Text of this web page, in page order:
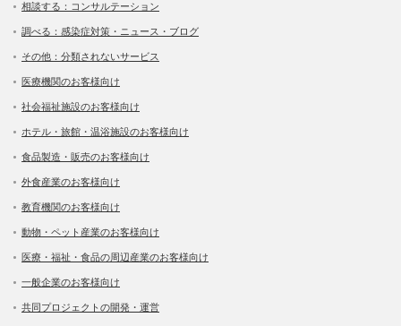
相談する：コンサルテーション
調べる：感染症対策・ニュース・ブログ
その他：分類されないサービス
医療機関のお客様向け
社会福祉施設のお客様向け
ホテル・旅館・温浴施設のお客様向け
食品製造・販売のお客様向け
外食産業のお客様向け
教育機関のお客様向け
動物・ペット産業のお客様向け
医療・福祉・食品の周辺産業のお客様向け
一般企業のお客様向け
共同プロジェクトの開発・運営